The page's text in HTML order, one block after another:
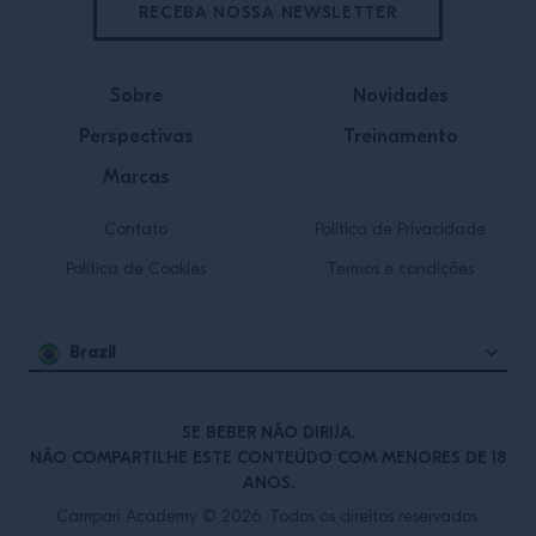
Sobre
Perspectivas
Marcas
Novidades
Treinamento
Contato
Política de Cookies
Política de Privacidade
Termos e condições
Brazil
RECEBA NOSSA NEWSLETTER
SE BEBER NÃO DIRIJA.
NÃO COMPARTILHE ESTE CONTEÚDO COM MENORES DE 18
ANOS.
Campari Academy © 2026. Todos os direitos reservados.